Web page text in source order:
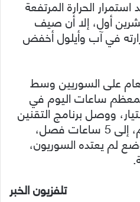
الحرارة المرتفعة
أول، إلا أن صيف
في آب وأيلول أخفض
على السوريين وسط
بمعظم ساعات اليوم في
ووصل برنامج التقنين
في بعض المناطق والأيام، إلى 5 ساعات فصل،
لم يعتده السوريون،
تلفزيون الخبر